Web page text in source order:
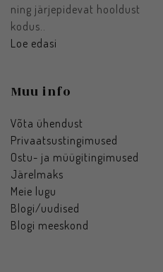
ning järjepidevat hooldust
kodus..
Loe edasi
Muu info
Võta ühendust
Privaatsustingimused
Ostu- ja müügitingimused
Järelmaks
Meie lugu
Blogi/uudised
Blogi meeskond